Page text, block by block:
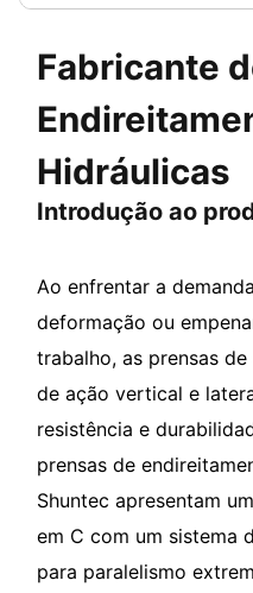
Fabricante
Hidráulicas
Introdução ao
Ao enfrentar a
deformação ou
trabalho, as prensas
de ação vertical e
resistência e
prensas de
Shuntec apresentam
em C com um sistema
para paralelismo